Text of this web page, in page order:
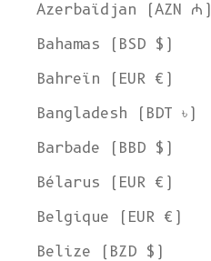
Azerbaïdjan (AZN ₼)
Bahamas (BSD $)
Bahreïn (EUR €)
Bangladesh (BDT ৳)
Barbade (BBD $)
Bélarus (EUR €)
Belgique (EUR €)
Belize (BZD $)